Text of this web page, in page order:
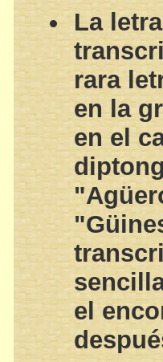
La
rara
en la
en el
el